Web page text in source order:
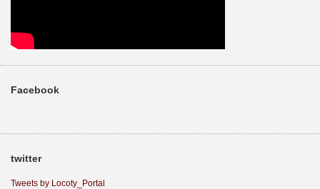
Facebook
twitter
Tweets by Locoty_Portal